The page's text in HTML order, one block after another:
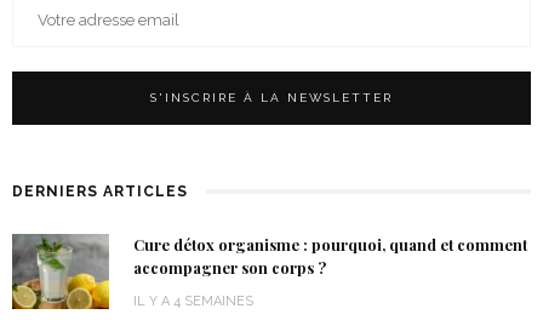
DERNIERS ARTICLES
Cure détox organisme : pourquoi, quand et comment
accompagner son corps ?
IL Y A 4 SEMAINES